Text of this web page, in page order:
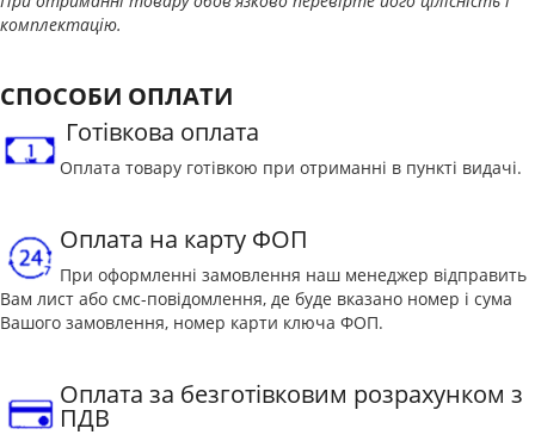
комплектацію.
СПОСОБИ ОПЛАТИ
Готівкова оплата
Оплата товару готівкою при отриманні в пункті видачі.
Оплата на карту ФОП
При оформленні замовлення наш менеджер відправить
Вам лист або смс-повідомлення, де буде вказано номер і сума
Вашого замовлення, номер карти ключа ФОП.
Оплата за безготівковим розрахунком з
ПДВ